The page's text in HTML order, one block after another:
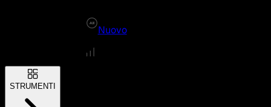
Nuovo
STRUMENTI